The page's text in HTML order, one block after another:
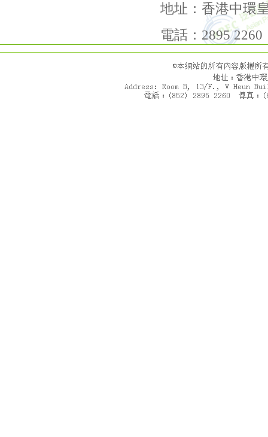
地址：香港中環
電話：2895